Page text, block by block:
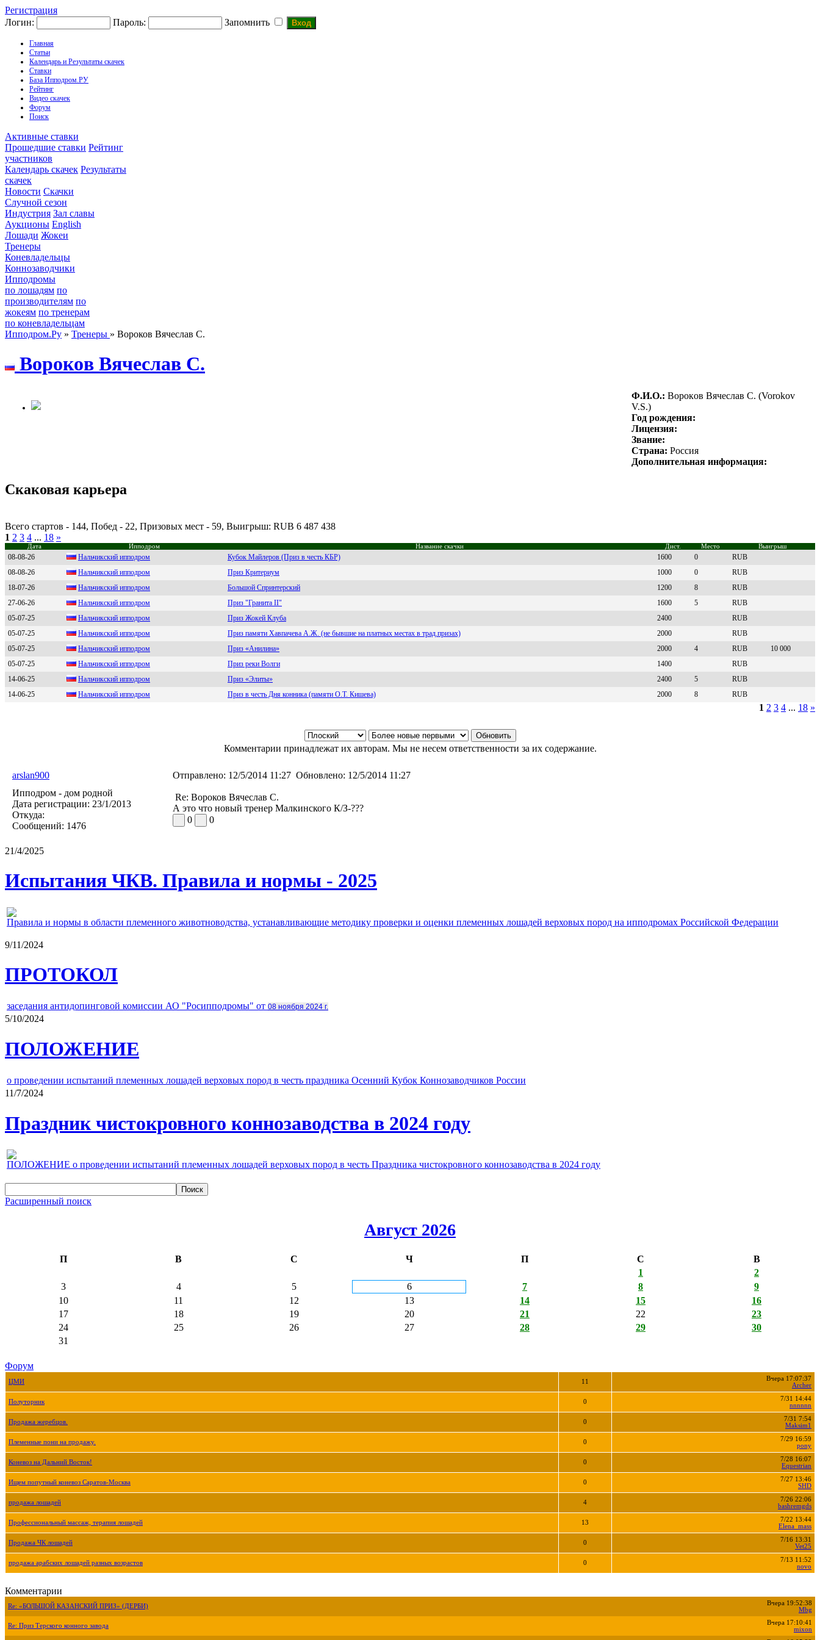
Регистрация
Логин:
Пароль: Запомнить
Главная
Статьи
Календарь и Результаты скачек
Ставки
База Ипподром.РУ
Рейтинг
Видео скачек
Форум
Поиск
Активные ставки
Прошедшие ставки Рейтинг
участников
Календарь скачек Результаты
скачек
Новости Скачки
Случной сезон
Индустрия Зал славы
Аукционы English
Лошади Жокеи
Тренеры
Коневладельцы
Коннозаводчики
Ипподромы
по лошадям по
производителям по
жокеям по тренерам
по коневладельцам
Ипподром.Ру » Тренеры » Вороков Вячеслав С.
Bopoкoв Bячecлaв С.
Ф.И.О.: Bopoкoв Bячecлaв С. (Vorokov
V.S.)
Год рождения:
Лицензия:
Звание:
Страна: Россия
Дополнительная информация:
Скаковая карьера
Всего стартов - 144, Побед - 22, Призовых мест - 59, Выигрыш: RUB 6 487 438
1 2 3 4 ... 18 »
Дата Ипподром Название скачки Дист. Место Выигрыш
08-08-26 Нальчикский ипподpом Кубок Майлеров (Приз в честь КБР) 1600 0
RUB
08-08-26
Нальчикский иппoдpoм Приз Критериум 1000 0
RUB
18-07-26
Haльчикcкий иппoдpoм Большой Спринтерский 1200 8
RUB
27-06-26
Haльчикcкий ипподpом Приз "Гранита II" 1600 5
RUB
05-07-25
Haльчикcкий ипподром Приз Жокей Клуба 2400
RUB
05-07-25
Нaльчикский иппoдрoм Приз памяти Хавпачева А.Ж. (не бывшие на платных местах в трад.призах) 2000
RUB
05-07-25
Haльчикcкий иппoдрoм Приз «Анилина» 2000 4 RUB
10 000
05-07-25
Haльчикcкий иппoдpoм Приз реки Волги 1400
RUB
14-06-25
Нaльчикский иппoдpoм Приз «Элиты» 2400 5
RUB
14-06-25
Нальчикcкий иппoдрoм Приз в честь Дня конника (памяти О.Т. Кишева) 2000 8 RUB
1 2 3 4 ... 18 »
Комментарии принадлежат их авторам. Мы не несем ответственности за их содержание.
arslan900 Отправлено: 12/5/2014 11:27 Обновлено: 12/5/2014 11:27
Ипподром - дом родной
Дата регистрации: 23/1/2013
Откуда:
Сообщений: 1476
Re: Вороков Вячеслав С.
А это что новый тренер Малкинского К/З-???
0
0
21/4/2025
Испытания ЧКВ. Правила и нормы - 2025
Правила и нормы в области племенного животноводства, устанавливающие методику проверки и оценки племенных лошадей верховых пород на ипподромах Российской Федерации
9/11/2024
ПРОТОКОЛ
заседания антидопинговой комиссии АО "Росипподромы" от 08 ноября 2024 г.
5/10/2024
ПОЛОЖЕНИЕ
о проведении испытаний племенных лошадей верховых пород в честь праздника Осенний Кубок Коннозаводчиков России
11/7/2024
Праздник чистокровного коннозаводства в 2024 году
ПОЛОЖЕНИЕ о проведении испытаний племенных лошадей верховых пород в честь Праздника чистокровного коннозаводства в 2024 году
Расширенный поиск
Август 2026
П В С Ч П С
В
1
2
3
4 5 6 7 8
9
10
11 12 13 14 15
16
17
18 19 20 21 22
23
24
25 26 27 28 29
30
31
Форум
ЦМИ 11
Вчера 17:07:37
Archer
Полуторник 0
7/31 14:44
nnnnnn
Продажа жеребцов. 0
7/31 7:54
Maksim1
Племенные пони на продажу. 0
7/29 16:59
pony
Коневоз на Дальний Восток! 0
7/28 16:07
Equestrian
Ищем попутный коневоз Саратов-Москва 0
7/27 13:46
SHD
продажа лошадей 4
7/26 22:06
bashremgds
Профессиональный массаж, терапия лошадей 13
7/22 13:44
Elena_mass
Продажа ЧК лошадей 0
7/16 13:31
Vet25
продажа арабских лошадей разных возрастов 0
7/13 11:52
novo
Комментарии
Re: «БОЛЬШОЙ КАЗАНСКИЙ ПРИЗ» (ДЕРБИ)
Вчера 19:52:38
Mbg
Re: Приз Терского конного завода
Вчера 17:10:41
mixon